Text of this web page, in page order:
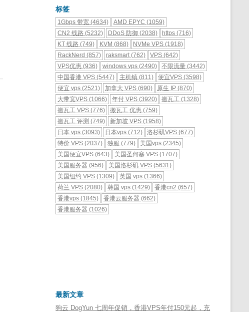
标签
1Gbps 带宽 (4634) AMD EPYC (1059)
CN2 线路 (5232) DDoS 防御(2038) https (716)
KT 线路 (749) KVM (868) NVMe VPS (1918)
RackNerd (857) raksmart(762) VPS (642)
VPS优惠 (936) windows vps(2490) 不限流量 (3442)
中国香港 VPS (5447) 主机镇(811) 便宜VPS (3598)
便宜 vps (2521) 加拿大 VPS(690) 原生 IP (870)
大带宽VPS (1066) 年付 VPS(3920) 搬瓦工 (1328)
搬瓦工 VPS (776) 搬瓦工 优惠(759)
搬瓦工 评测 (749) 新加坡 VPS(1958)
日本 vps (3093) 日本vps(712) 洛杉矶VPS (677)
特价 VPS (2037) 独服 (779) 美国vps (2345)
美国便宜VPS (643) 美国圣何塞 VPS(1707)
美国服务器 (956) 美国洛杉矶 VPS(5631)
美国纽约 VPS (1309) 英国 vps(1366)
荷兰 VPS (2080) 韩国 vps(1429) 香港cn2 (657)
香港vps (1845) 香港云服务器 (662)
香港服务器 (1026)
最新文章
狗云 DogYun 七周年促销，香港VPS年付150元起，充